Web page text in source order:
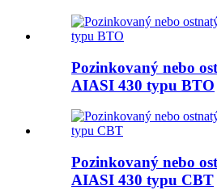
Pozinkovaný nebo
AIASI 430 typu BTO
Pozinkovaný nebo
AIASI 430 typu CBT